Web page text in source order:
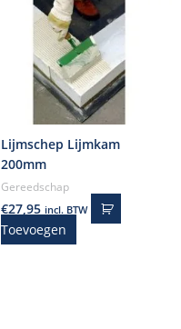
Lijmschep Lijmkam
200mm
Gereedschap
€27,95 incl. BTW
Toevoegen